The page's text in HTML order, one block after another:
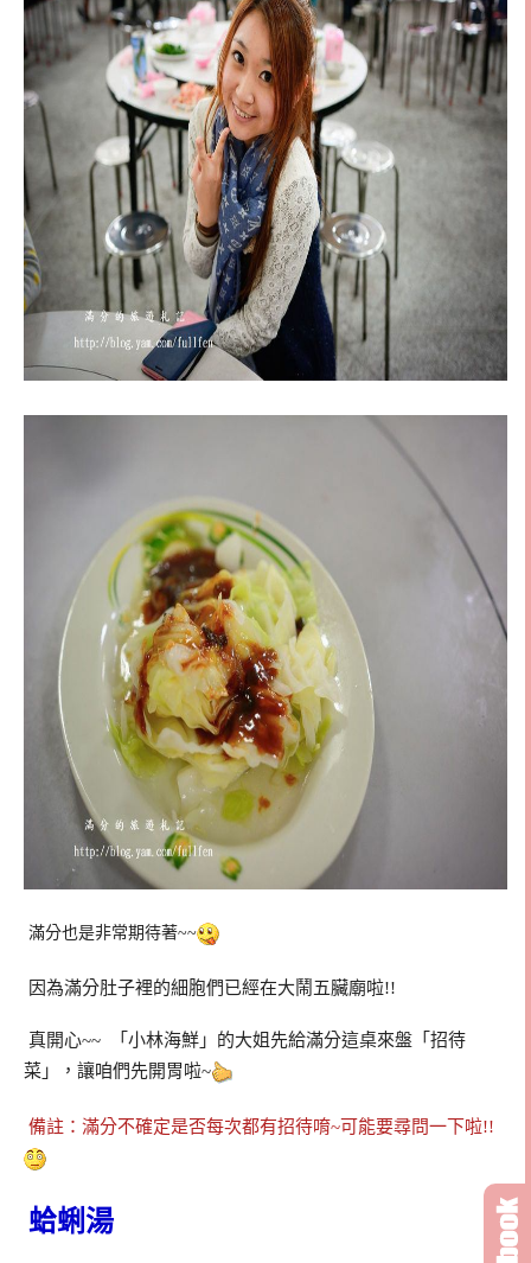
滿分也是非常期待著~~
因為滿分肚子裡的細胞們已經在大鬧五臟廟啦!!
真開心~~ 「小林海鮮」的大姐先給滿分這桌來盤「招待
菜」，讓咱們先開胃啦~
備註：滿分不確定是否每次都有招待唷~可能要尋問一下啦!!
蛤蜊湯